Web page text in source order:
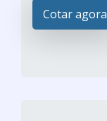
Cotar agora